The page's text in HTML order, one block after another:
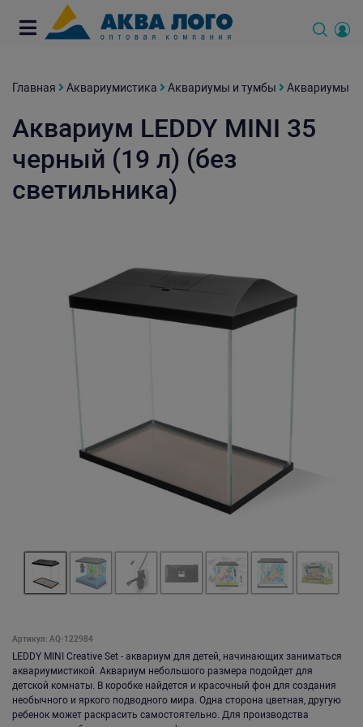
Главная Аквариумистика Аквариумы и тумбы Аквариумы
Аквариум LEDDY MINI 35
черный (19 л) (без
светильника)
Артикул: AQ-122984
LEDDY MINI Creative Set - аквариум для детей, начинающих заниматься
аквариумистикой. Аквариум небольшого размера подойдет для
детской комнаты. В коробке найдется и красочный фон для создания
необычного и яркого подводного мира. Одна сторона цветная, другую
ребенок может раскрасить самостоятельно. Для производства